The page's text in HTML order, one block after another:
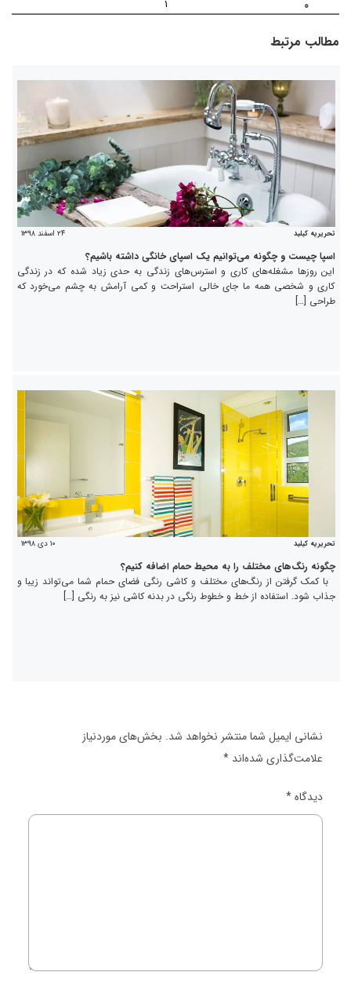
۰ ۱
مطالب مرتبط
تحریریه کیلید ۲۴ اسفند ۱۳۹۸
اسپا چیست و چگونه می‌توانیم یک اسپای خانگی داشته باشیم؟
این روزها مشغله‌های کاری و استرس‌های زندگی به حدی زیاد شده که در زندگی
کاری و شخصی همه ما جای خالی استراحت و کمی آرامش به چشم می‌خورد که
طراحی […]
تحریریه کیلید ۱۰ دی ۱۳۹۸
چگونه رنگ‌های مختلف را به محیط حمام اضافه کنیم؟
با کمک گرفتن از رنگ‌های مختلف و کاشی رنگی فضای حمام شما می‌تواند زیبا و
جذاب شود. استفاده از خط و خطوط رنگی در بدنه کاشی نیز به رنگی […]
نشانی ایمیل شما منتشر نخواهد شد. بخش‌های موردنیاز
علامت‌گذاری شده‌اند *
دیدگاه*